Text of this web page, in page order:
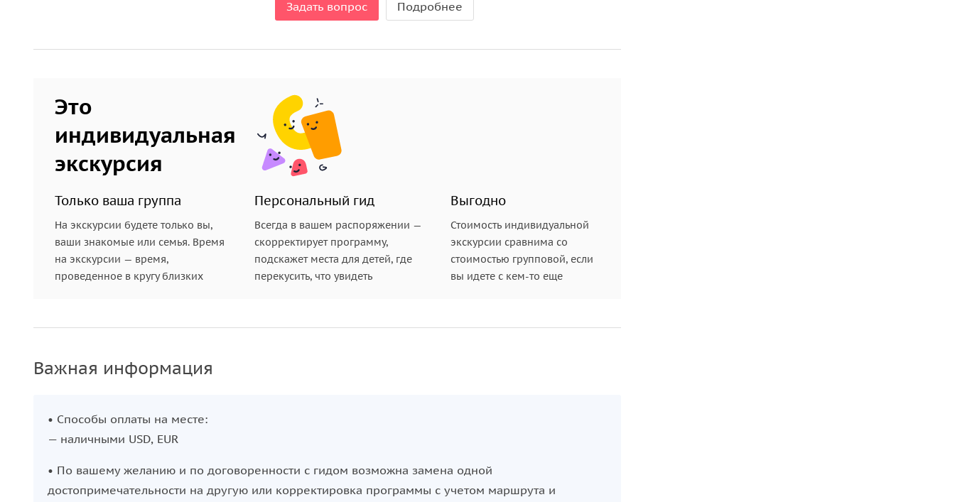
праздниках — священном месяце Рамадане, Рождестве пророка Мухаммеда и Иисуса Христа. Кроме
того, вы разберетесь в древней и нынешней календарной системе и получите общее представление
об экономике, доходах, образовании, острых социальных вопросах и их гендерных аспектах.
Уверены, экскурсия оправдает ваше желания.
Задать вопрос Подробнее
Это
индивидуальная
экскурсия
Только ваша группа
На экскурсии будете только вы,
ваши знакомые или семья. Время
на экскурсии — время,
проведенное в кругу близких
Персональный гид
Всегда в вашем распоряжении —
скорректирует программу,
подскажет места для детей, где
перекусить, что увидеть
Выгодно
Стоимость индивидуальной
экскурсии сравнима со
стоимостью групповой, если
вы идете с кем-то еще
Важная информация
• Способы оплаты на месте:
— наличными USD, EUR
• По вашему желанию и по договоренности с гидом возможна замена одной
достопримечательности на другую или корректировка программы с учетом маршрута и